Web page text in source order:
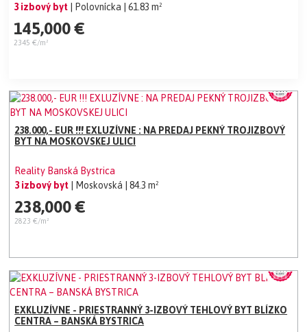
3 izbový byt | Polovnícka | 61.83 m²
145,000 €
2345 €/m²
238.000,- EUR !!! EXLUZÍVNE : NA PREDAJ PEKNÝ TROJIZBOVÝ
BYT NA MOSKOVSKEJ ULICI
Reality Banská Bystrica
3 izbový byt
| Moskovská | 84.3 m²
238,000 €
2823 €/m²
EXKLUZÍVNE - PRIESTRANNÝ 3-IZBOVÝ TEHLOVÝ BYT BLÍZKO
CENTRA – BANSKÁ BYSTRICA